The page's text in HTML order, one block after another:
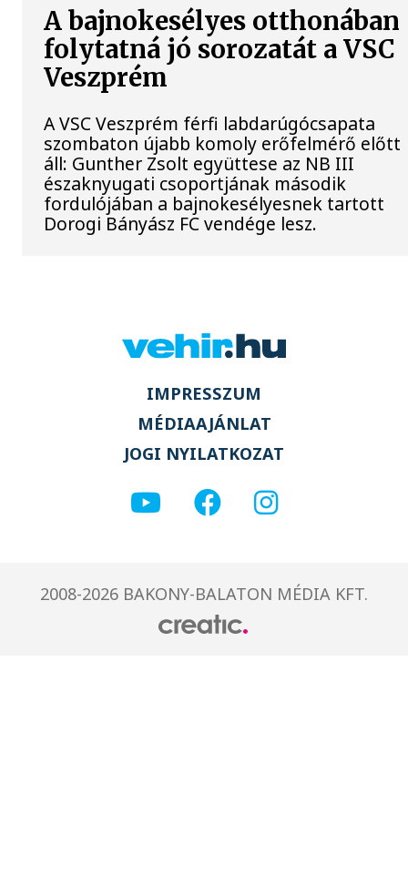
A bajnokesélyes otthonában
folytatná jó sorozatát a VSC
Veszprém
A VSC Veszprém férfi labdarúgócsapata
szombaton újabb komoly erőfelmérő előtt
áll: Gunther Zsolt együttese az NB III
északnyugati csoportjának második
fordulójában a bajnokesélyesnek tartott
Dorogi Bányász FC vendége lesz.
IMPRESSZUM
MÉDIAAJÁNLAT
JOGI NYILATKOZAT
2008-2026 BAKONY-BALATON MÉDIA KFT.